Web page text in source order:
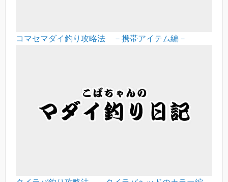
コマセマダイ釣り攻略法 －携帯アイテム編－